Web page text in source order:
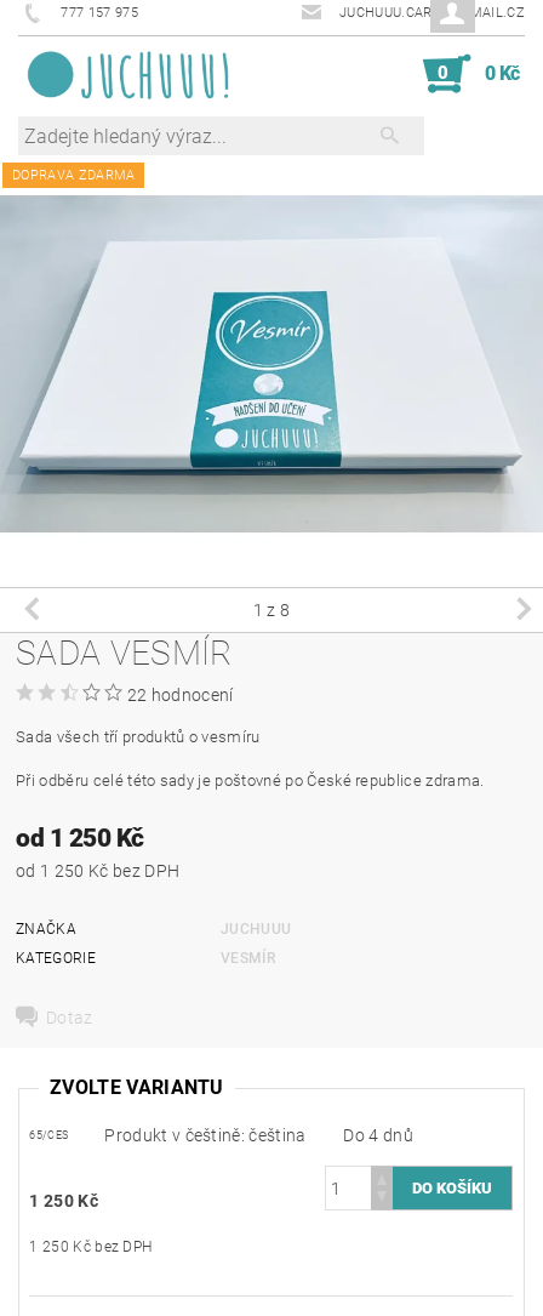
777 157 975 JUCHUUU.CARDS@EMAIL.CZ
0 0 Kč
DOPRAVA ZDARMA
1 z 8
SADA VESMÍR
22 hodnocení
Sada všech tří produktů o vesmíru
Při odběru celé této sady je poštovné po České republice zdrama.
od 1 250 Kč
od 1 250 Kč bez DPH
ZNAČKA
JUCHUUU
KATEGORIE
VESMÍR
Dotaz
ZVOLTE VARIANTU
65/CES Produkt v češtině: čeština Do 4 dnů
1 250 Kč
1 250 Kč bez DPH